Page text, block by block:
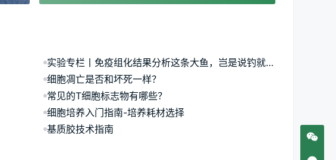
实验专栏丨免疫组化结果分析这条大鱼，岂是说钓就钓的
细胞凋亡是否和坏死一样？
常见的T细胞标志物有哪些​？​
细胞培养入门指南-培养耗材选择
基质胶技术指南